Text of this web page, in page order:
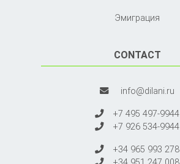
Эмиграция
CONTACT
info@dilani.ru
+7 495 497-9944
+7 926 534-9944
+34 965 993 278